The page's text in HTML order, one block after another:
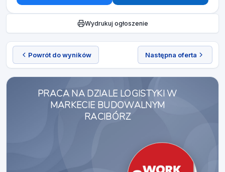
Powrót do wyników Następna oferta
PRACA NA DZIALE LOGISTYKI W
MARKECIE BUDOWALNYM
RACIBÓRZ
Wydrukuj ogłoszenie